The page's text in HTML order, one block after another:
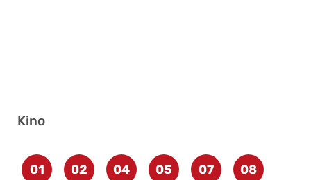
Kino
01 02 04 05 07 08